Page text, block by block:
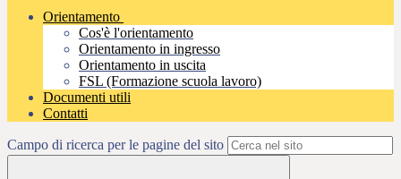
Orientamento
Cos'è l'orientamento
Orientamento in ingresso
Orientamento in uscita
FSL (Formazione scuola lavoro)
Documenti utili
Contatti
Campo di ricerca per le pagine del sito